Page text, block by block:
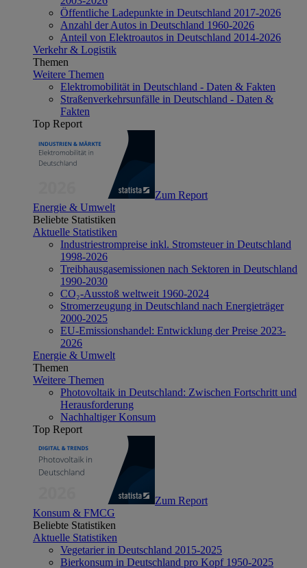
Öffentliche Ladepunkte in Deutschland 2017-2026
Anzahl der Autos in Deutschland 1960-2026
Anteil von Elektroautos in Deutschland 2014-2026
Verkehr & Logistik
Themen
Weitere Themen
Elektromobilität in Deutschland - Daten & Fakten
Straßenverkehrsunfälle in Deutschland - Daten &
Fakten
Top Report
Zum Report
Energie & Umwelt
Beliebte Statistiken
Aktuelle Statistiken
Industriestrompreise inkl. Stromsteuer in Deutschland
1998-2026
Treibhausgasemissionen nach Sektoren in Deutschland
1990-2030
CO₂-Ausstoß weltweit 1960-2024
Stromerzeugung in Deutschland nach Energieträger
2000-2025
EU-Emissionshandel: Entwicklung der Preise 2023-
2026
Energie & Umwelt
Themen
Weitere Themen
Photovoltaik in Deutschland: Zwischen Fortschritt und
Herausforderung
Nachhaltiger Konsum
Top Report
Zum Report
Konsum & FMCG
Beliebte Statistiken
Aktuelle Statistiken
Vegetarier in Deutschland 2015-2025
Bierkonsum in Deutschland pro Kopf 1950-2025